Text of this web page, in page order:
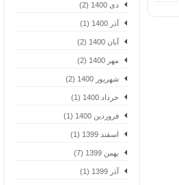
دی 1400 (2)
آذر 1400 (1)
آبان 1400 (2)
مهر 1400 (2)
شهریور 1400 (2)
خرداد 1400 (1)
فروردین 1400 (1)
اسفند 1399 (1)
بهمن 1399 (7)
آذر 1399 (1)